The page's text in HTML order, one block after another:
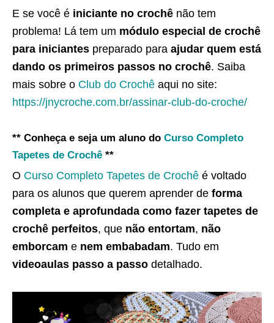
E se você é iniciante no crochê não tem
problema! Lá tem um módulo especial de crochê
para iniciantes preparado para ajudar quem está
dando os primeiros passos no crochê. Saiba
mais sobre o Club do Crochê aqui no site:
https://jnycroche.com.br/assinar-club-do-croche/
** Conheça e seja um aluno do Curso Completo
Tapetes de Crochê **
O Curso Completo Tapetes de Crochê é voltado
para os alunos que querem aprender de forma
completa e aprofundada como fazer tapetes de
crochê perfeitos, que não entortam, não
emborcam e nem embabadam. Tudo em
videoaulas passo a passo detalhado.